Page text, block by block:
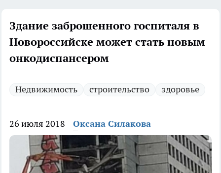
Здание заброшенного госпиталя в
Новороссийске может стать новым
онкодиспансером
Недвижимость строительство здоровье
26 июля 2018 Оксана Силакова